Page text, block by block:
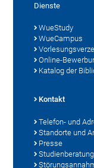
Dienste
WueStudy
WueCampus
Online-
Katalog der
Kontakt
Telefon- und
Standorte und
Presse
Studienberatung